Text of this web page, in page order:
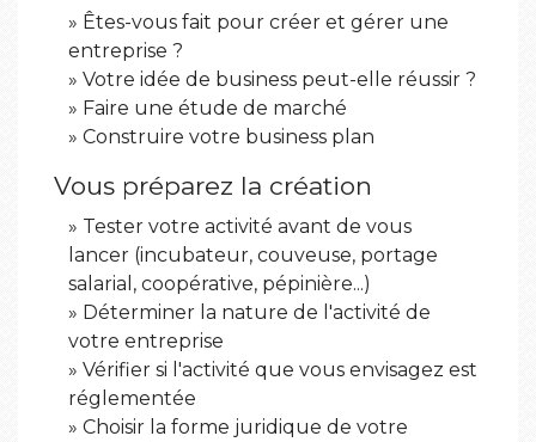
Êtes-vous fait pour créer et gérer une
entreprise ?
Votre idée de business peut-elle réussir ?
Faire une étude de marché
Construire votre business plan
Vous préparez la création
Tester votre activité avant de vous
lancer (incubateur, couveuse, portage
salarial, coopérative, pépinière...)
Déterminer la nature de l'activité de
votre entreprise
Vérifier si l'activité que vous envisagez est
réglementée
Choisir la forme juridique de votre